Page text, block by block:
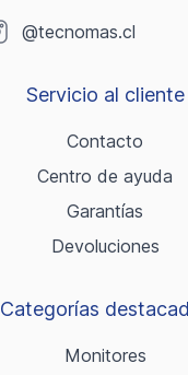
@tecnomas.cl
Servicio al cliente
Contacto
Centro de ayuda
Garantías
Devoluciones
Categorías
Monitores